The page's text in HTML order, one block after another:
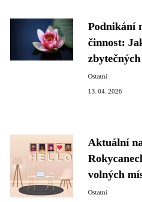
Podnikání
činnost:
Ostatní
13. 04. 2026
Aktuální
volných
Ostatní